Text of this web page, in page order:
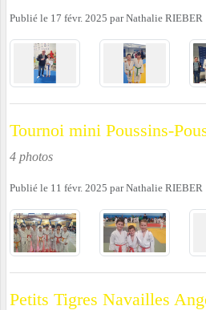
Publié le 17 févr. 2025 parNathalie RIEBER
Tournoi mini Poussins-
4 photos
Publié le 11 févr. 2025 parNathalie RIEBER
Petits Tigres Navailles